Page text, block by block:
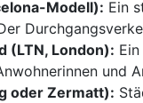
Modell): Ein
(LTN, London):
und
oder Zermatt):